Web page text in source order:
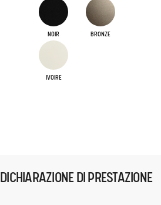
NOIR BRONZE
IVOIRE
DICHIARAZIONE DI PRESTAZIONE